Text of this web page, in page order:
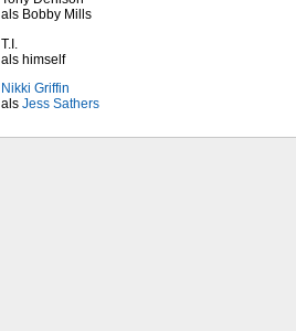
als Bobby Mills
T.I.
als himself
Nikki Griffin
als Jess Sathers